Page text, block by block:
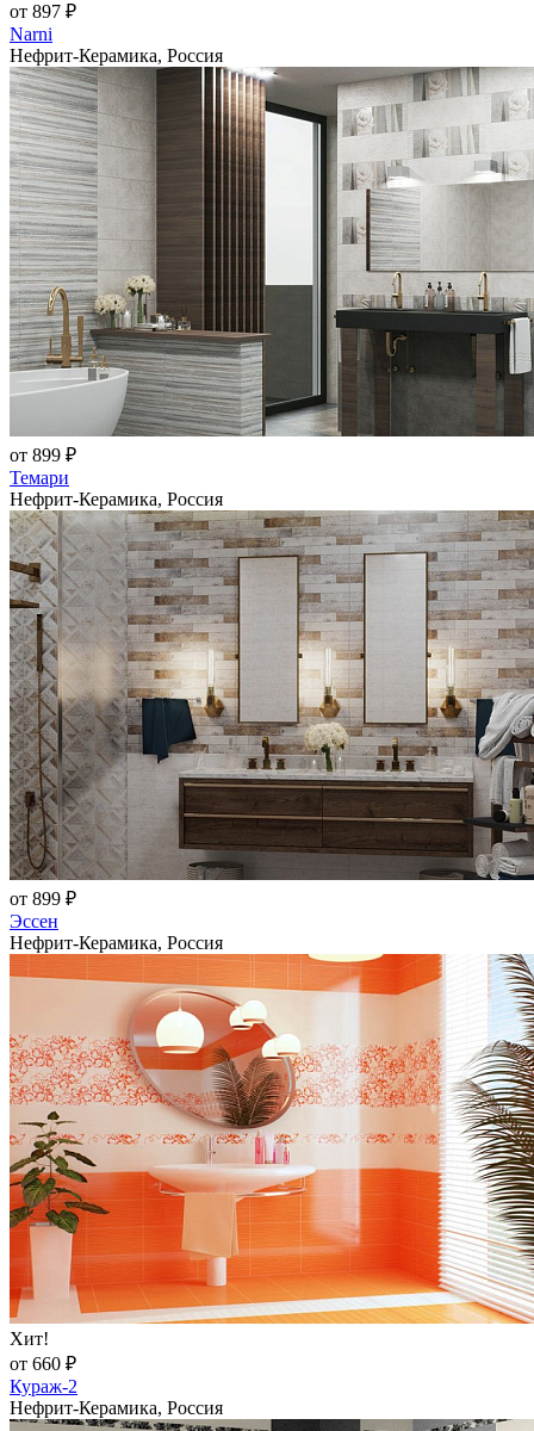
от 897 ₽
Narni
Нефрит-Керамика, Россия
от 899 ₽
Темари
Нефрит-Керамика, Россия
от 899 ₽
Эссен
Нефрит-Керамика, Россия
Хит!
от 660 ₽
Кураж-2
Нефрит-Керамика, Россия